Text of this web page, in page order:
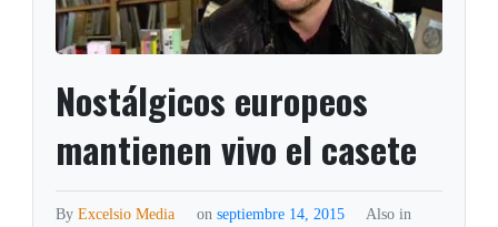
Nostálgicos europeos
mantienen vivo el casete
ByExcelsio Media on septiembre 14, 2015
Also in